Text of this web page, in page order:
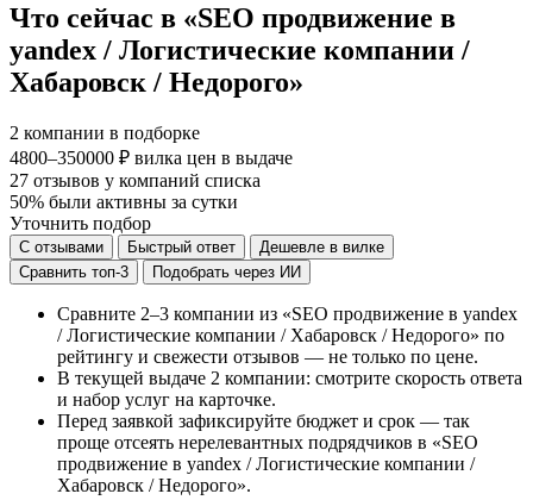
Что сейчас в «SEO продвижение в
yandex / Логистические компании /
Хабаровск / Недорого»
2 компании в подборке
4800–350000 ₽ вилка цен в выдаче
27 отзывов у компаний списка
50% были активны за сутки
Уточнить подбор
С отзывами Быстрый ответ
Дешевле в вилке
Сравнить топ-3
Подобрать через ИИ
Сравните 2–3 компании из «SEO продвижение в yandex
/ Логистические компании / Хабаровск / Недорого» по
рейтингу и свежести отзывов — не только по цене.
В текущей выдаче 2 компании: смотрите скорость ответа
и набор услуг на карточке.
Перед заявкой зафиксируйте бюджет и срок — так
проще отсеять нерелевантных подрядчиков в «SEO
продвижение в yandex / Логистические компании /
Хабаровск / Недорого».